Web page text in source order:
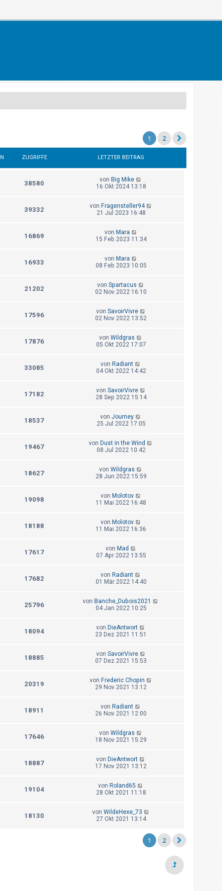
1 2
ZUGRIFFE LETZTER BEITRAG
38580 von Big Mike
16 Okt 2024 13:18
39332 von Fragensteller94
21 Jul 2023 16:48
16869 von Mara
15 Feb 2023 11:34
16933 von Mara
08 Feb 2023 10:05
21202 vonSpartacus
02 Nov 2022 16:10
17596 von SavoirVivre
02 Nov 2022 13:52
17876 vonWildgras
05 Okt 2022 17:07
33085 von Radiant
04 Okt 2022 14:42
17182 von SavoirVivre
28 Sep 2022 15:14
18537 vonJourney
25 Jul 2022 17:05
19467 von Dust in the Wind
08 Jul 2022 10:42
18627 vonWildgras
28 Jun 2022 15:59
19098 von Molotov
11 Mai 2022 16:48
18188 von Molotov
11 Mai 2022 16:36
17617 von Mad
07 Apr 2022 13:55
17682 von Radiant
01 Mär 2022 14:40
25796 von Banche_Dubois2021
04 Jan 2022 10:25
18094 von DieAntwort
23 Dez 2021 11:51
18885 von SavoirVivre
07 Dez 2021 15:53
20319 von Frederic Chopin
29 Nov 2021 13:12
18911 von Radiant
26 Nov 2021 12:00
17646 vonWildgras
18 Nov 2021 15:29
18887 von DieAntwort
17 Nov 2021 13:12
19104 von Roland65
28 Okt 2021 11:18
18130 von WildeHexe_73
27 Okt 2021 13:14
1 2